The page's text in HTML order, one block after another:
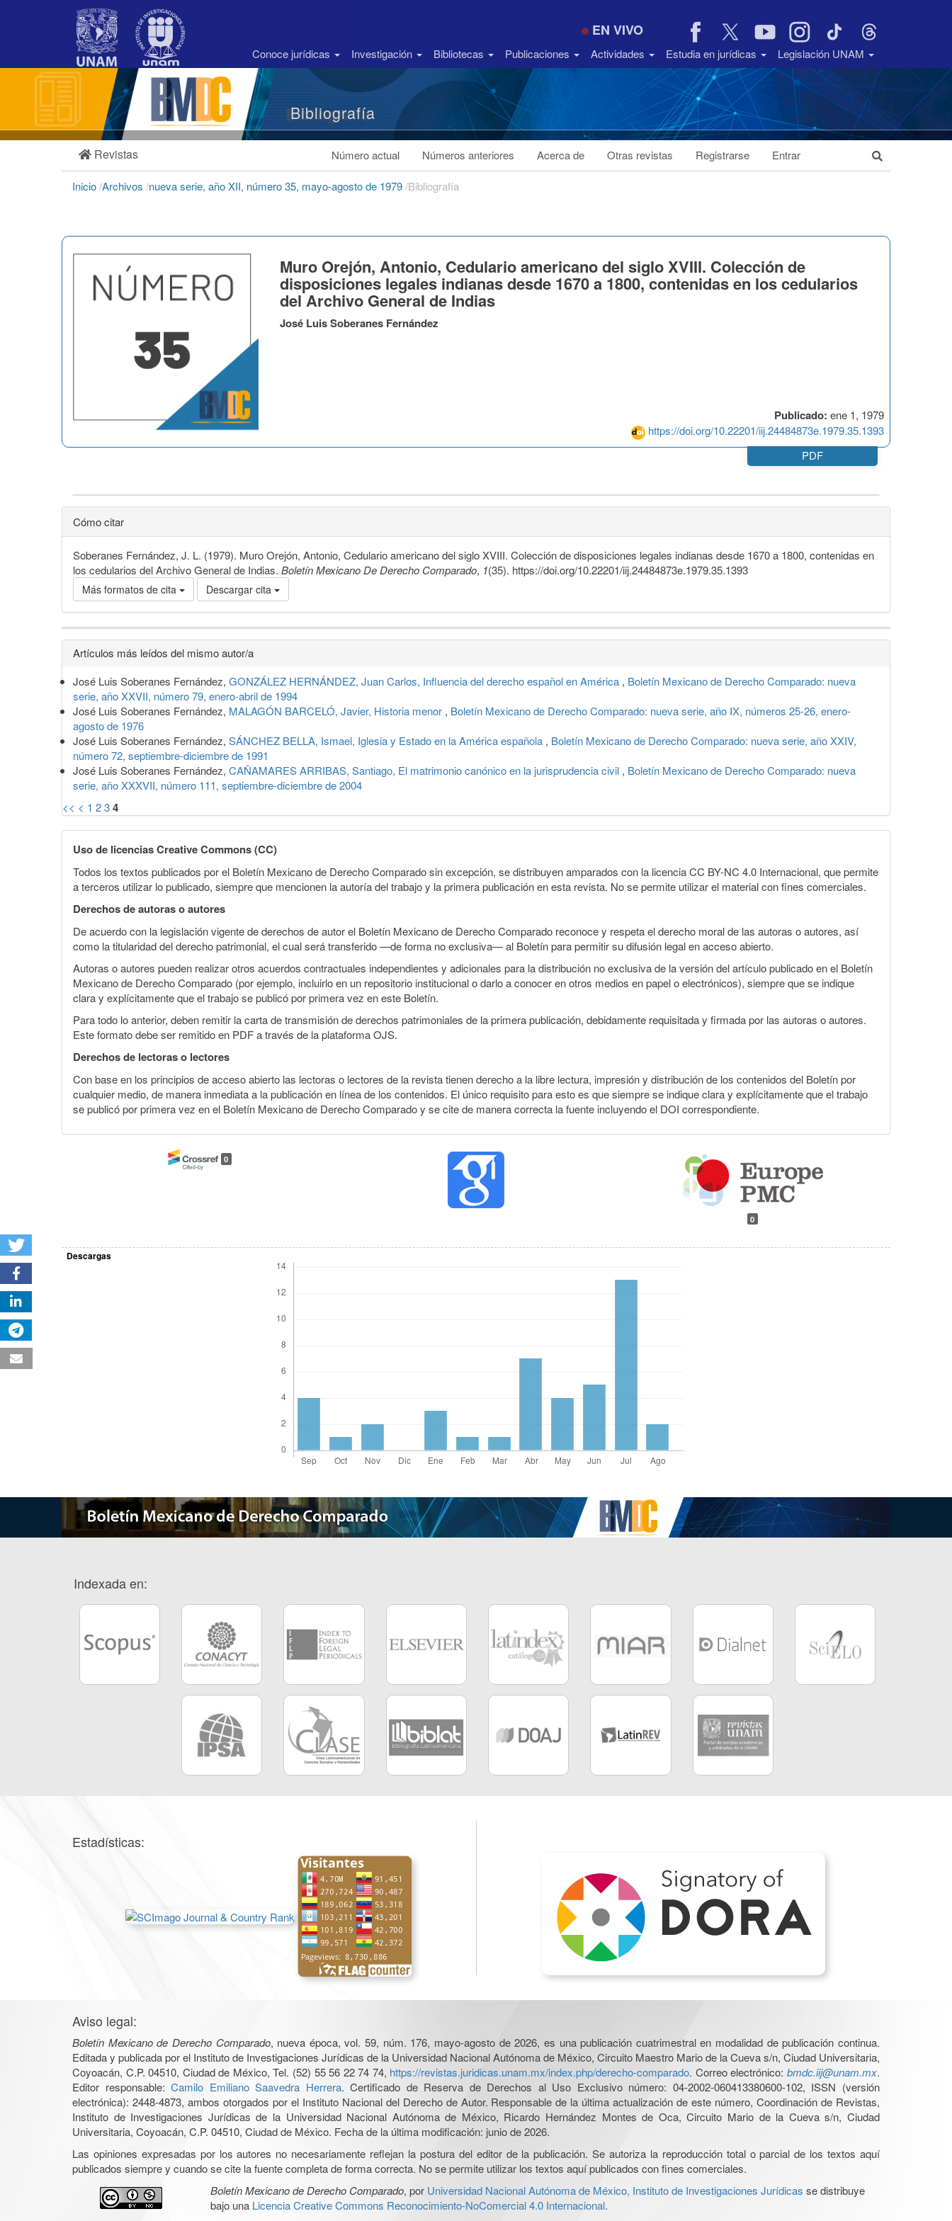
Barra
EN VIVO
Conoce jurídicas Investigación Bibliotecas Publicaciones Actividades Estudia en jurídicas Legislación UNAM
Bibliografía
Revistas Número actual Números anteriores Acerca de Otras revistas Registrarse Entrar
Inicio/Archivos /nueva serie, año XII, número 35, mayo-agosto de 1979/Bibliografía
Publicado: ene 1, 1979
https://doi.org/10.22201/iij.24484873e.1979.35.1393
Muro Orejón, Antonio, Cedulario americano del siglo XVIII. Colección de
disposiciones legales indianas desde 1670 a 1800, contenidas en los cedularios
del Archivo General de Indias
José Luis Soberanes Fernández
PDF
Cómo citar
Soberanes Fernández, J. L. (1979). Muro Orejón, Antonio, Cedulario americano del siglo XVIII. Colección de disposiciones legales indianas desde 1670 a 1800, contenidas en
los cedularios del Archivo General de Indias. Boletín Mexicano De Derecho Comparado, 1(35). https://doi.org/10.22201/iij.24484873e.1979.35.1393
Más formatos de cita Descargar cita
Detalles
del
artículo
Artículos más leídos del mismo autor/a
José Luis Soberanes Fernández, GONZÁLEZ HERNÁNDEZ, Juan Carlos, Influencia del derecho español en América , Boletín Mexicano de Derecho Comparado: nueva
serie, año XXVII, número 79, enero-abril de 1994
José Luis Soberanes Fernández, MALAGÓN BARCELÓ, Javier, Historia menor , Boletín Mexicano de Derecho Comparado: nueva serie, año IX, números 25-26, enero-
agosto de 1976
José Luis Soberanes Fernández, SÁNCHEZ BELLA, Ismael, Iglesia y Estado en la América española , Boletín Mexicano de Derecho Comparado: nueva serie, año XXIV,
número 72, septiembre-diciembre de 1991
José Luis Soberanes Fernández, CAÑAMARES ARRIBAS, Santiago, El matrimonio canónico en la jurisprudencia civil , Boletín Mexicano de Derecho Comparado: nueva
serie, año XXXVII, número 111, septiembre-diciembre de 2004
<< < 1 234
Uso de licencias Creative Commons (CC)
Todos los textos publicados por el Boletín Mexicano de Derecho Comparado sin excepción, se distribuyen amparados con la licencia CC BY-NC 4.0 Internacional, que permite
a terceros utilizar lo publicado, siempre que mencionen la autoría del trabajo y la primera publicación en esta revista. No se permite utilizar el material con fines comerciales.
Derechos de autoras o autores
De acuerdo con la legislación vigente de derechos de autor el Boletín Mexicano de Derecho Comparado reconoce y respeta el derecho moral de las autoras o autores, así
como la titularidad del derecho patrimonial, el cual será transferido —de forma no exclusiva— al Boletín para permitir su difusión legal en acceso abierto.
Autoras o autores pueden realizar otros acuerdos contractuales independientes y adicionales para la distribución no exclusiva de la versión del artículo publicado en el Boletín
Mexicano de Derecho Comparado (por ejemplo, incluirlo en un repositorio institucional o darlo a conocer en otros medios en papel o electrónicos), siempre que se indique
clara y explícitamente que el trabajo se publicó por primera vez en este Boletín.
Para todo lo anterior, deben remitir la carta de transmisión de derechos patrimoniales de la primera publicación, debidamente requisitada y firmada por las autoras o autores.
Este formato debe ser remitido en PDF a través de la plataforma OJS.
Derechos de lectoras o lectores
Con base en los principios de acceso abierto las lectoras o lectores de la revista tienen derecho a la libre lectura, impresión y distribución de los contenidos del Boletín por
cualquier medio, de manera inmediata a la publicación en línea de los contenidos. El único requisito para esto es que siempre se indique clara y explícitamente que el trabajo
se publicó por primera vez en el Boletín Mexicano de Derecho Comparado y se cite de manera correcta la fuente incluyendo el DOI correspondiente.
0
0
Descargas
Indexada en:
Estadísticas:
Aviso legal:
Boletín Mexicano de Derecho Comparado, nueva época, vol. 59, núm. 176, mayo-agosto de 2026, es una publicación cuatrimestral en modalidad de publicación continua.
Editada y publicada por el Instituto de Investigaciones Jurídicas de la Universidad Nacional Autónoma de México, Circuito Maestro Mario de la Cueva s/n, Ciudad Universitaria,
Coyoacán, C.P. 04510, Ciudad de México, Tel. (52) 55 56 22 74 74, https://revistas.juridicas.unam.mx/index.php/derecho-comparado. Correo electrónico: bmdc.iij@unam.mx.
Editor responsable:Camilo Emiliano Saavedra Herrera. Certificado de Reserva de Derechos al Uso Exclusivo número: 04-2002-060413380600-102, ISSN (versión
electrónica): 2448-4873, ambos otorgados por el Instituto Nacional del Derecho de Autor. Responsable de la última actualización de este número, Coordinación de Revistas,
Instituto de Investigaciones Jurídicas de la Universidad Nacional Autónoma de México, Ricardo Hernández Montes de Oca, Circuito Mario de la Cueva s/n, Ciudad
Universitaria, Coyoacán, C.P. 04510, Ciudad de México. Fecha de la última modificación: junio de 2026.
Las opiniones expresadas por los autores no necesariamente reflejan la postura del editor de la publicación. Se autoriza la reproducción total o parcial de los textos aquí
publicados siempre y cuando se cite la fuente completa de forma correcta. No se permite utilizar los textos aquí publicados con fines comerciales.
Boletín Mexicano de Derecho Comparado, por Universidad Nacional Autónoma de México, Instituto de Investigaciones Jurídicas se distribuye
bajo una Licencia Creative Commons Reconocimiento-NoComercial 4.0 Internacional.